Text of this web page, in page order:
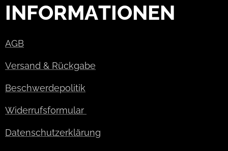
INFORMATIONEN
AGB
Versand & Rückgabe
Beschwerdepolitik
Widerrufsformular
Datenschutzerklärung